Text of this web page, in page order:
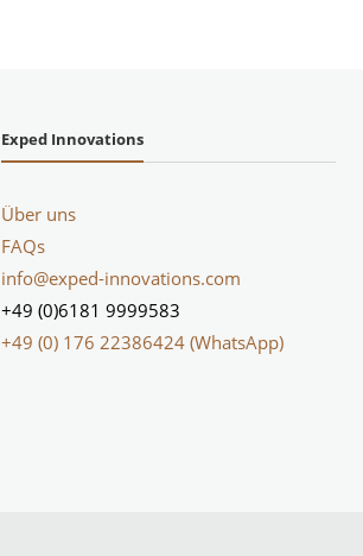
Exped Innovations
Über uns
FAQs
info@exped-innovations.com
+49 (0)6181 9999583
+49 (0) 176 22386424 (WhatsApp)